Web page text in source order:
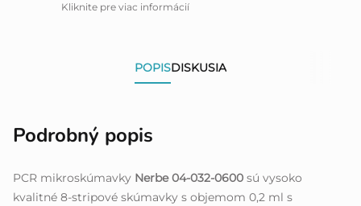
Kliknite pre viac informácií
POPISDISKUSIA
Podrobný popis
PCR mikroskúmavky Nerbe 04-032-0600 sú vysoko
kvalitné 8-stripové skúmavky s objemom 0,2 ml s